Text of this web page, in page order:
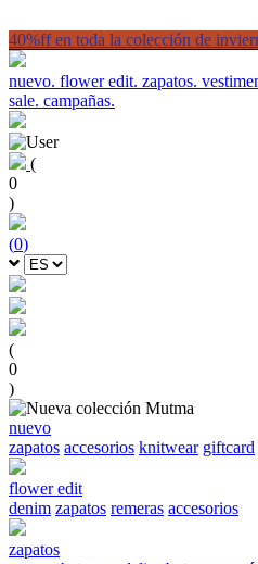
40%ff en toda la colección de
nuevo. flower edit. zapatos.
sale. campañas.
(
0
)
(0)
(
0
)
nuevo
zapatos accesorios knitwear giftcard
flower edit
denim zapatos remeras accesorios
zapatos